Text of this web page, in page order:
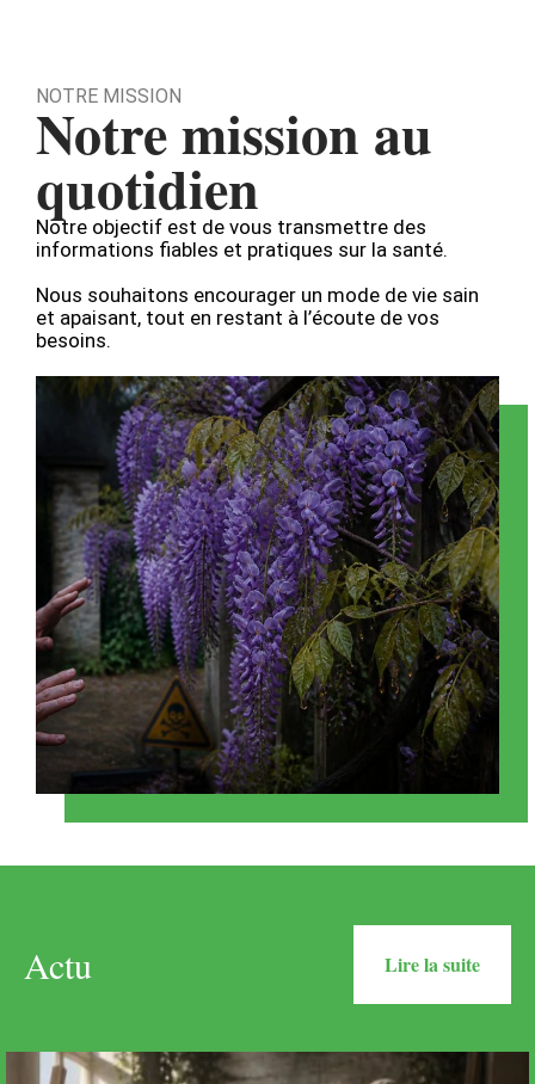
NOTRE MISSION
Notre mission au
quotidien
Notre objectif est de vous transmettre des
informations fiables et pratiques sur la santé.
Nous souhaitons encourager un mode de vie sain
et apaisant, tout en restant à l’écoute de vos
besoins.
Actu Lire la suite